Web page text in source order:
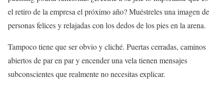
el retiro de la empresa el próximo año? Muéstreles una imagen de
personas felices y relajadas con los dedos de los pies en la arena.
Tampoco tiene que ser obvio y cliché. Puertas cerradas, caminos
abiertos de par en par y encender una vela tienen mensajes
subconscientes que realmente no necesitas explicar.